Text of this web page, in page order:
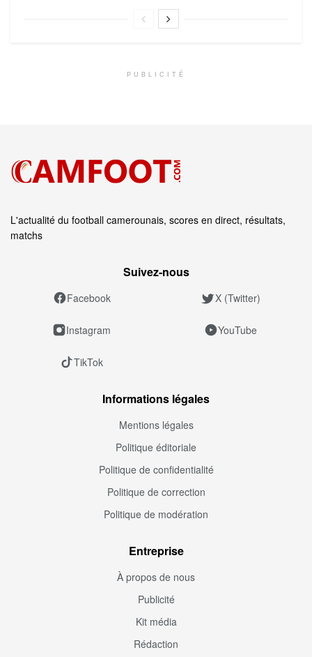
PUBLICITÉ
L'actualité du football camerounais, scores en direct, résultats,
matchs
Suivez‑nous
Facebook X (Twitter)
Instagram YouTube
TikTok
Informations légales
Mentions légales
Politique éditoriale
Politique de confidentialité
Politique de correction
Politique de modération
Entreprise
À propos de nous
Publicité
Kit média
Rédaction